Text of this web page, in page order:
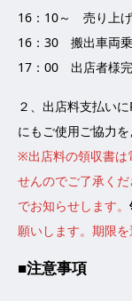
16：10～ 売り上
16：30 搬出車両
17：00 出店者様
２、出店料支払い
にもご使用ご協力を
※出店料の領収書は
せんのでご了承く
でお知らせします。
願いします。期限を
■注意事項